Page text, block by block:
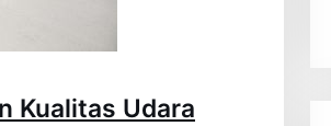
Kualitas Udara